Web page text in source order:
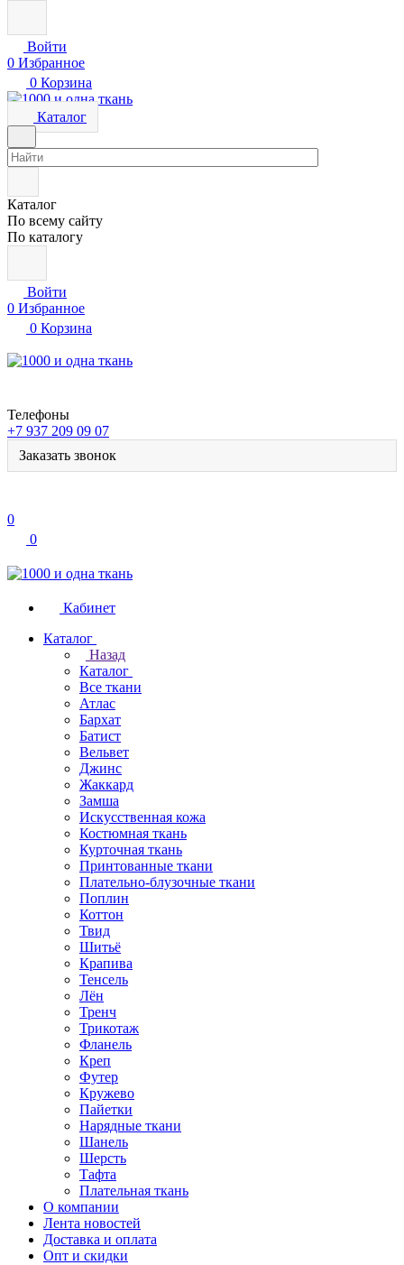
Войти
0 Избранное
0 Корзина
Каталог
Каталог
По всему сайту
По каталогу
Войти
0 Избранное
0 Корзина
Телефоны
+7 937 209 09 07
Заказать звонок
0
0
Кабинет
Каталог
Назад
Каталог
Все ткани
Атлас
Бархат
Батист
Вельвет
Джинс
Жаккард
Замша
Искусственная кожа
Костюмная ткань
Курточная ткань
Принтованные ткани
Плательно-блузочные ткани
Поплин
Коттон
Твид
Шитьё
Крапива
Тенсель
Лён
Тренч
Трикотаж
Фланель
Креп
Футер
Кружево
Пайетки
Нарядные ткани
Шанель
Шерсть
Тафта
Плательная ткань
О компании
Лента новостей
Доставка и оплата
Опт и скидки